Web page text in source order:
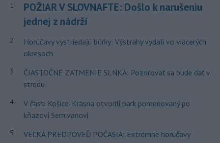
1
POŽIAR V SLOVNAFTE: Došlo k narušeniu
jednej z nádrží
2
Horúčavy vystriedajú búrky: Výstrahy vydali vo viacerých
okresoch
3
ČIASTOČNÉ ZATMENIE SLNKA: Pozorovať sa bude dať v
stredu
4
V časti Košice-Krásna otvorili park pomenovaný po
kňazovi Semivanovi
5
VEĽKÁ PREDPOVEĎ POČASIA: Extrémne horúčavy